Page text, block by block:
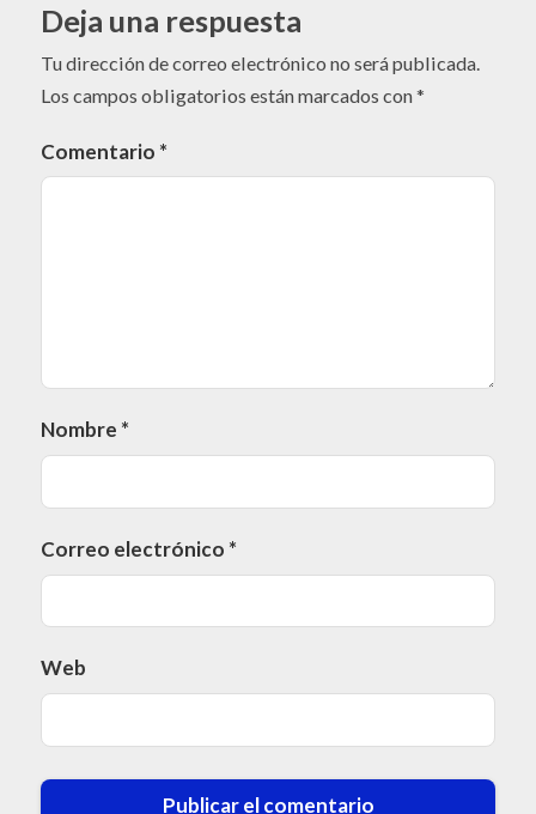
Deja una respuesta
Tu dirección de correo electrónico no será publicada.
Los campos obligatorios están marcados con*
Comentario *
Nombre *
Correo electrónico *
Web